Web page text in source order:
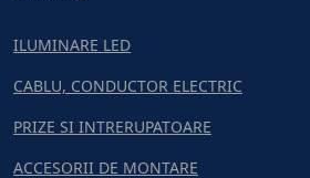
ILUMINARE LED
CABLU, CONDUCTOR ELECTRIC
PRIZE SI INTRERUPATOARE
ACCESORII DE MONTARE